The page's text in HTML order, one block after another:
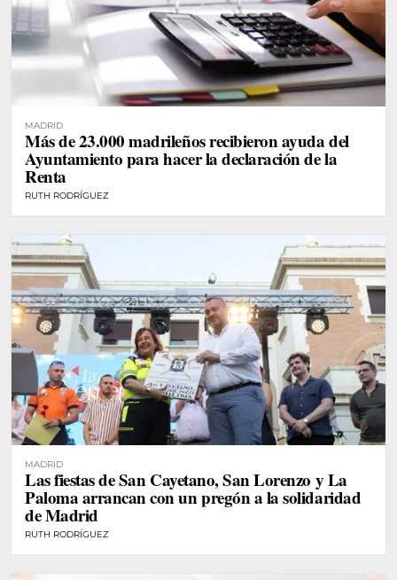
MADRID
Más de 23.000 madrileños recibieron ayuda del
Ayuntamiento para hacer la declaración de la
Renta
RUTH RODRÍGUEZ
MADRID
Las fiestas de San Cayetano, San Lorenzo y La
Paloma arrancan con un pregón a la solidaridad
de Madrid
RUTH RODRÍGUEZ